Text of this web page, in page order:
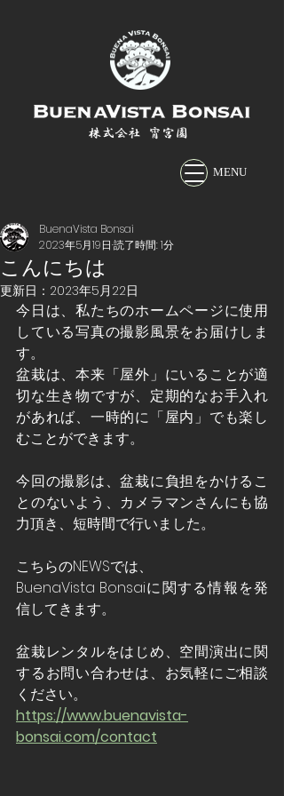
株式会社 宵宮園
MENU
こんにちは
BuenaVista Bonsai
2023年5月19日 読了時間: 1分
更新日： 2023年5月22日
今日は、私たちのホームページに使用
している写真の撮影風景をお届けしま
す。
盆栽は、本来「屋外」にいることが適
切な生き物ですが、定期的なお手入れ
があれば、一時的に「屋内」でも楽し
むことができます。
今回の撮影は、盆栽に負担をかけるこ
とのないよう、カメラマンさんにも協
力頂き、短時間で行いました。
こちらのNEWSでは、
BuenaVista Bonsaiに関する情報を発
信してきます。
盆栽レンタルをはじめ、空間演出に関
するお問い合わせは、お気軽にご相談
ください。
https://www.buenavista-
bonsai.com/contact